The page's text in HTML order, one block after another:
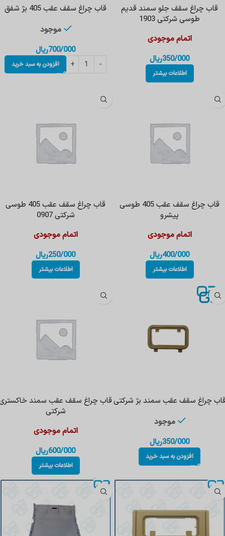
قاب چراغ سقف جلو سمند قدیم
طوسی شرکتی 1903
اتمام موجودی
350/000ریال
اطلاعات بیشتر
قاب چراغ سقف عقب 405 بژ شفق
موجود
700/000ریال
افزودن به سبد خرید
قاب چراغ سقف عقب 405 طوسی
پیشرو
اتمام موجودی
400/000ریال
اطلاعات بیشتر
قاب چراغ سقف عقب 405 طوسی
شرکتی 0907
اتمام موجودی
250/000ریال
اطلاعات بیشتر
چراغ سقف عقب سمند بژ شرکتی
موجود
350/000ریال
افزودن به سبد خرید
قاب چراغ سقف عقب سمند
شرکتی
اتمام موجودی
600/000ریال
اطلاعات بیشتر